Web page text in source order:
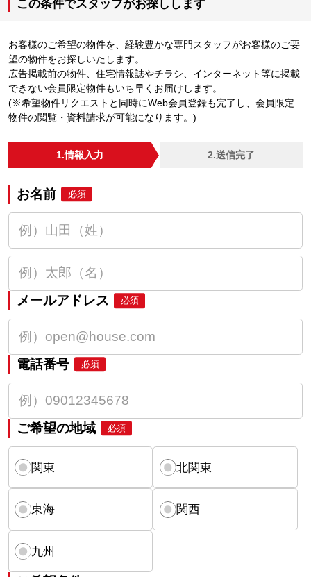
この条件でスタッフがお探しします
お客様のご希望の物件を、経験豊かな専門スタッフがお客様のご要
望の物件をお探しいたします。
広告掲載前の物件、住宅情報誌やチラシ、インターネット等に掲載
できない会員限定物件もいち早くお届けします。
(※希望物件リクエストと同時にWeb会員登録も完了し、会員限定
物件の閲覧・資料請求が可能になります。)
1.情報入力 2.送信完了
お名前 必須
メールアドレス 必須
電話番号 必須
ご希望の地域 必須
関東 北関東
東海 関西
九州